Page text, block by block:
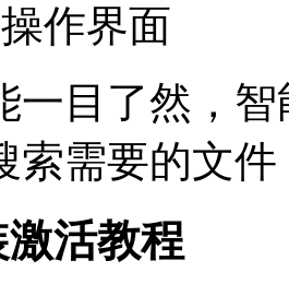
作界面
一目了然，
索需要的文件
活教程